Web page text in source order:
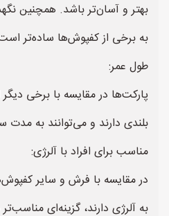
بهتر و آسان‌تر باشد. همچنین
به برخی از کفپوش‌ها ساده‌تر
طول عمر:
پارکت‌ها در مقایسه با برخی
بلندی دارند و می‌توانند به
مناسب برای افراد با آلرژی:
در مقایسه با فرش و سایر
به آلرژی دارند، گزینه‌ای